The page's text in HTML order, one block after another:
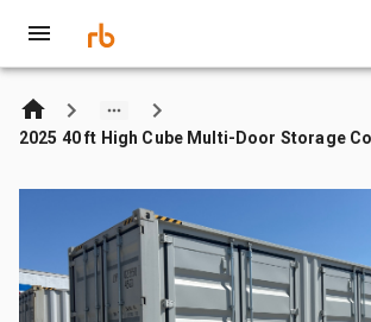
2025 40 ft High Cube Multi-Door Storage